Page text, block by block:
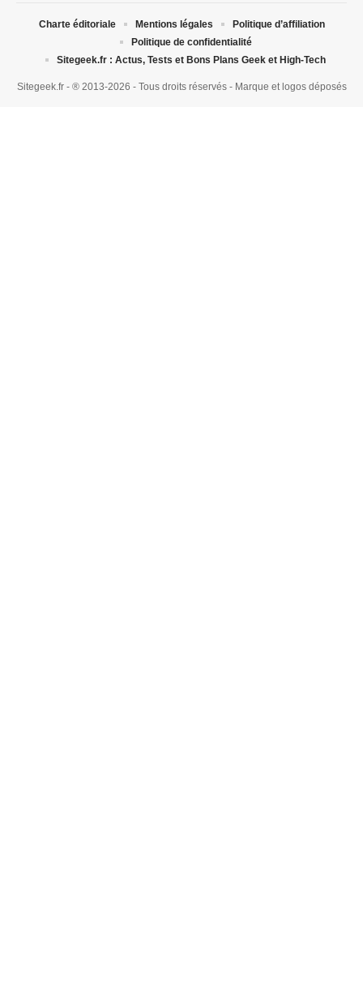
Sitegeek.fr - ® 2013-2026 - Tous droits réservés - Marque et logos déposés
Charte éditoriale Mentions légales
Politique d’affiliation
Politique de confidentialité
Sitegeek.fr : Actus, Tests et Bons Plans Geek et High-Tech